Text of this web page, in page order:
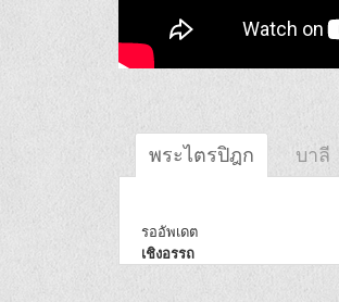
พระไตรปิฎก บาลี
รออัพเดต
เชิงอรรถ